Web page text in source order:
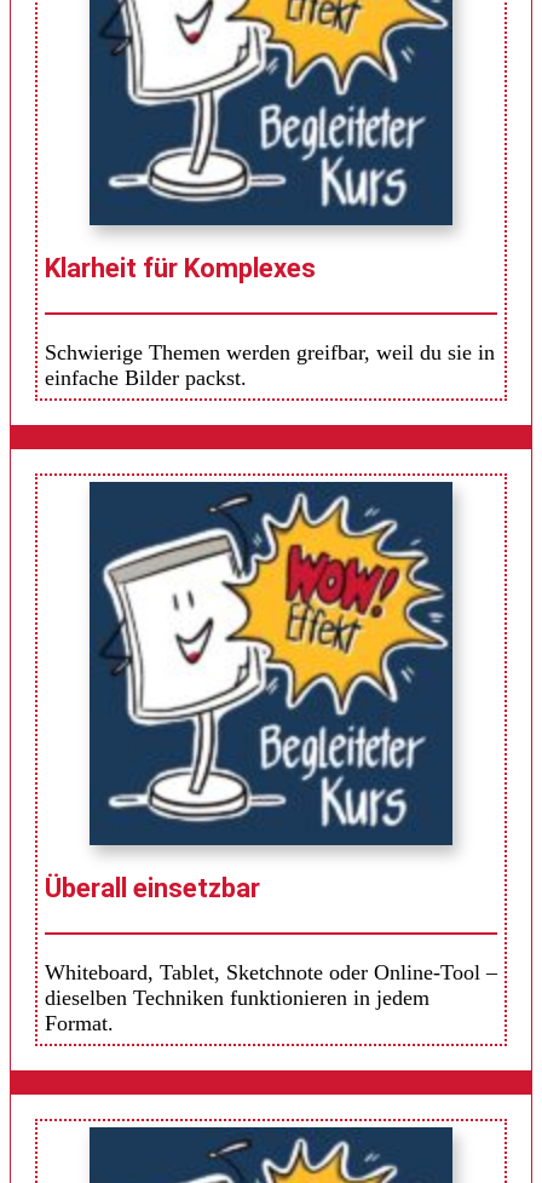
Klarheit für Komplexes
Schwierige Themen werden greifbar, weil du sie in
einfache Bilder packst.
Überall einsetzbar
Whiteboard, Tablet, Sketchnote oder Online-Tool –
dieselben Techniken funktionieren in jedem
Format.